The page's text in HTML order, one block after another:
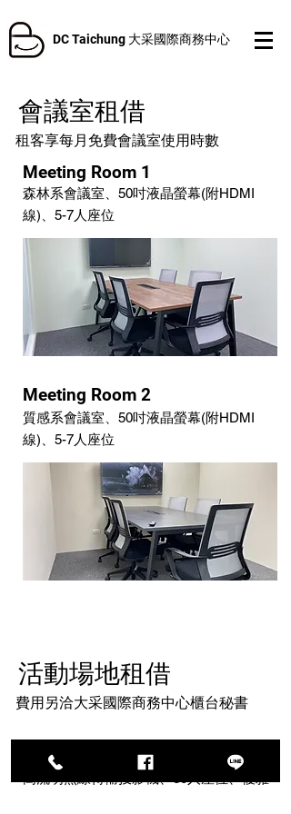
DC Taichung 大采國際商務中心
會議室租借
​租客享每月免費會議室使用時數
Meeting Room 1
森林系會議室、50吋液晶螢幕(附HDMI
線) 、5-7人座位
Meeting Room 2
質感系會議室、50吋液晶螢幕(附HDMI
線) 、5-7人座位
​活動場地租借
費用另洽大采國際商務中心櫃台秘書
30人活動場地